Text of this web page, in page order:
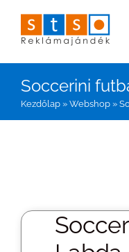
Soccerini
Kezdőlap » Webshop »